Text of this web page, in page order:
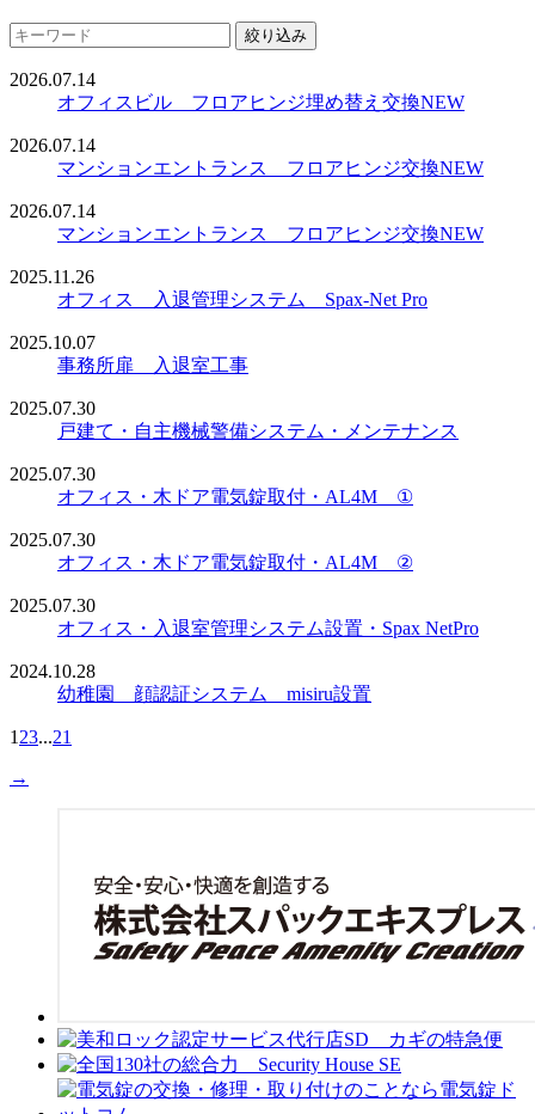
絞り込み
2026.07.14
オフィスビル フロアヒンジ埋め替え交換NEW
2026.07.14
マンションエントランス フロアヒンジ交換NEW
2026.07.14
マンションエントランス フロアヒンジ交換NEW
2025.11.26
オフィス 入退管理システム Spax-Net Pro
2025.10.07
事務所扉 入退室工事
2025.07.30
戸建て・自主機械警備システム・メンテナンス
2025.07.30
オフィス・木ドア電気錠取付・AL4M ①
2025.07.30
オフィス・木ドア電気錠取付・AL4M ②
2025.07.30
オフィス・入退室管理システム設置・Spax NetPro
2024.10.28
幼稚園 顔認証システム misiru設置
1 23...21
→